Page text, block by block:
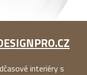
interiéry s